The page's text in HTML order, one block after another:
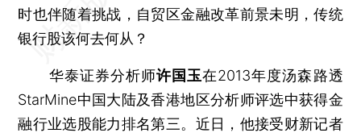
时也伴随着挑战，自贸区金融改革前景未明，传统
银行股该何去何从？
华泰证券分析师许国玉在2013年度汤森路透
StarMine中国大陆及香港地区分析师评选中获得金
融行业选股能力排名第三。近日，他接受财新记者